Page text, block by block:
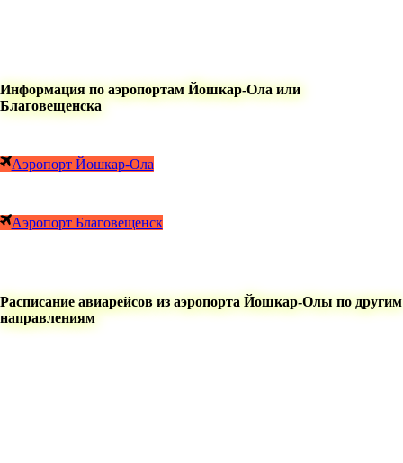
Информация по аэропортам Йошкар-Ола или
Благовещенска
Аэропорт Йошкар-Ола
Аэропорт Благовещенск
Расписание авиарейсов из аэропорта Йошкар-Олы по другим
направлениям